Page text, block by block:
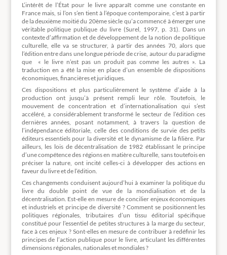
L’intérêt de l’État pour le livre apparaît comme une constante en
France mais, si l’on s’en tient à l’époque contemporaine, c’est à partir
de la deuxième moitié du 20ème siècle qu’a commencé à émerger une
véritable politique publique du livre (Surel, 1997, p. 31). Dans un
contexte d’affirmation et de développement de la notion de politique
culturelle, elle va se structurer, à partir des années 70, alors que
l’édition entre dans une longue période de crise, autour du paradigme
que « le livre n’est pas un produit pas comme les autres ». La
traduction en a été la mise en place d’un ensemble de dispositions
économiques, financières et juridiques.
Ces dispositions et plus particulièrement le système d’aide à la
production ont jusqu’à présent rempli leur rôle. Toutefois, le
mouvement de concentration et d’internationalisation qui s’est
accéléré, a considérablement transformé le secteur de l’édition ces
dernières années, posant notamment, à travers la question de
l’indépendance éditoriale, celle des conditions de survie des petits
éditeurs essentiels pour la diversité et le dynamisme de la filière. Par
ailleurs, les lois de décentralisation de 1982 établissant le principe
d’une compétence des régions en matière culturelle, sans toutefois en
préciser la nature, ont incité celles-ci à développer des actions en
faveur du livre et de l’édition.
Ces changements conduisent aujourd’hui à examiner la politique du
livre du double point de vue de la mondialisation et de la
décentralisation. Est-elle en mesure de concilier enjeux économiques
et industriels et principe de diversité ? Comment se positionnent les
politiques régionales, tributaires d’un tissu éditorial spécifique
constitué pour l’essentiel de petites structures à la marge du secteur,
face à ces enjeux ? Sont-elles en mesure de contribuer à redéfinir les
principes de l’action publique pour le livre, articulant les différentes
dimensions régionales, nationales et mondiales ?